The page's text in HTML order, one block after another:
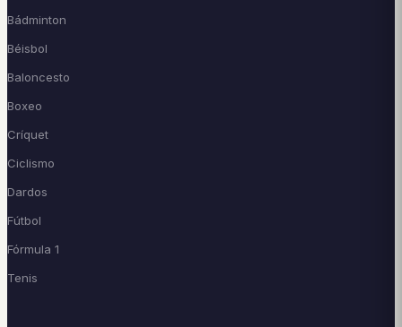
Bádminton
Béisbol
Baloncesto
Boxeo
Críquet
Ciclismo
Dardos
Fútbol
Fórmula 1
Tenis